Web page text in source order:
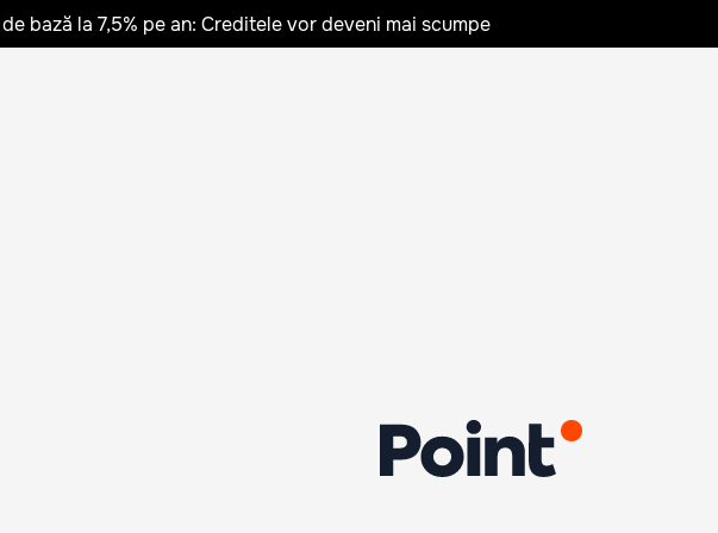
bază la 7,5% pe an: Creditele vor deveni mai scumpe